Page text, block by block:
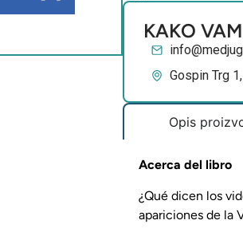
KAKO
Gospin Trg
Opis
Acerca del libro
¿Qué dicen los
apariciones de la